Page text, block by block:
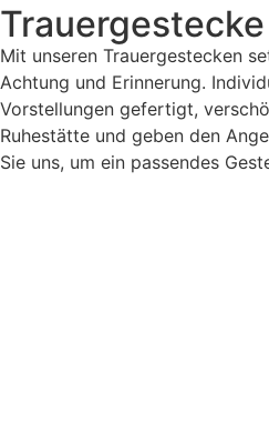
Trauergestecke
Mit unseren Trauergestecken
Achtung und Erinnerung.
Vorstellungen gefertigt,
Ruhestätte und geben den
Sie uns, um ein passendes